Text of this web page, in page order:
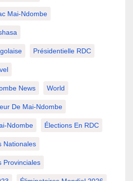
Mai-Ndombe
Présidentielle RDC
News World
De Mai-Ndombe
Ndombe Élections En RDC
Nationales
Provinciales